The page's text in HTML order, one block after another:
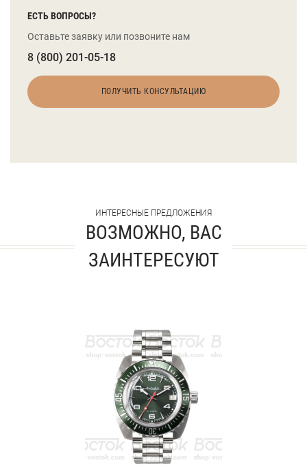
ЕСТЬ ВОПРОСЫ?
Оставьте заявку или позвоните нам
8 (800) 201-05-18
ПОЛУЧИТЬ КОНСУЛЬТАЦИЮ
ИНТЕРЕСНЫЕ ПРЕДЛОЖЕНИЯ
ВОЗМОЖНО, ВАС
ЗАИНТЕРЕСУЮТ